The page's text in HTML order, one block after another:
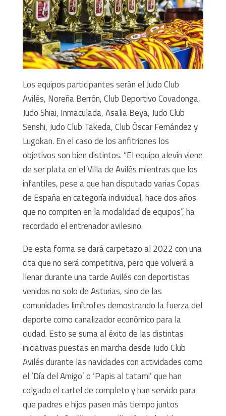
Los equipos participantes serán el Judo Club
Avilés, Noreña Berrón, Club Deportivo Covadonga,
Judo Shiai, Inmaculada, Asalia Beya, Judo Club
Senshi, Judo Club Takeda, Club Óscar Fernández y
Lugokan. En el caso de los anfitriones los
objetivos son bien distintos. “El equipo alevín viene
de ser plata en el Villa de Avilés mientras que los
infantiles, pese a que han disputado varias Copas
de España en categoría individual, hace dos años
que no compiten en la modalidad de equipos”, ha
recordado el entrenador avilesino.
De esta forma se dará carpetazo al 2022 con una
cita que no será competitiva, pero que volverá a
llenar durante una tarde Avilés con deportistas
venidos no solo de Asturias, sino de las
comunidades limítrofes demostrando la fuerza del
deporte como canalizador económico para la
ciudad. Esto se suma al éxito de las distintas
iniciativas puestas en marcha desde Judo Club
Avilés durante las navidades con actividades como
el ‘Día del Amigo’ o ‘Papis al tatami’ que han
colgado el cartel de completo y han servido para
que padres e hijos pasen más tiempo juntos